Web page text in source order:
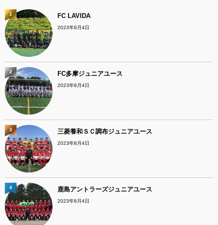
FC LAVIDA
2023年8月4日
1
FC多摩ジュニアユース
2023年8月4日
2
三菱養和ＳＣ調布ジュニアユース
2023年8月4日
3
鹿島アントラーズジュニアユース
2023年8月4日
4